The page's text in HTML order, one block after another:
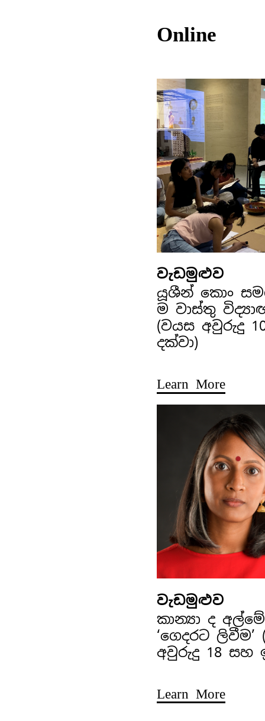
Online
වැඩමුළුව
යූශීන් කොං
ම වාස්තු
(වයස අවුරුදු
දක්වා)
Learn More
වැඩමුළුව
කාන්‍යා ද
‘ගෙදරට ලිවීම’
අවුරුදු 18 සහ
Learn More